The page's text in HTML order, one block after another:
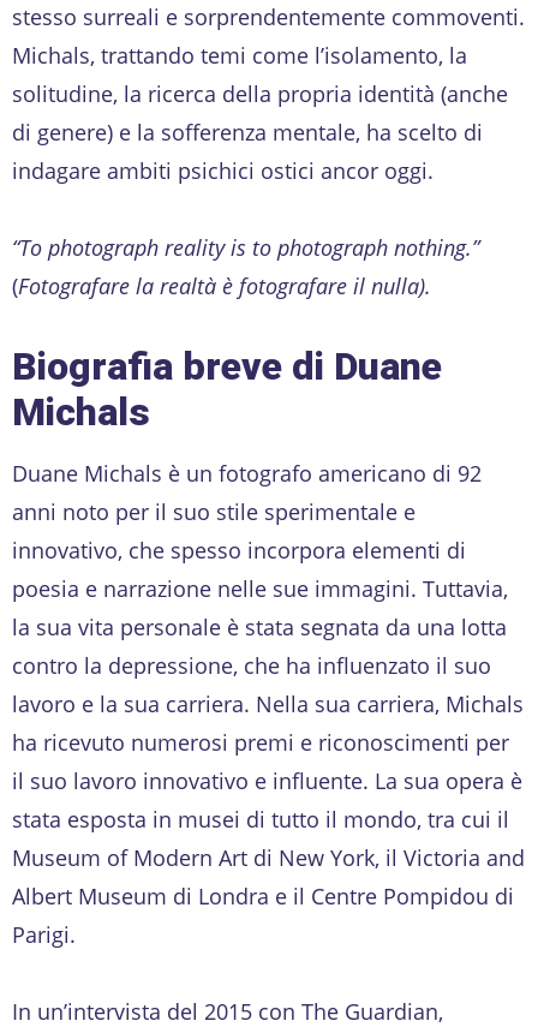
stesso surreali e sorprendentemente commoventi.
Michals, trattando temi come l’isolamento, la
solitudine, la ricerca della propria identità (anche
di genere) e la sofferenza mentale, ha scelto di
indagare ambiti psichici ostici ancor oggi.
“To photograph reality is to photograph nothing.”
(Fotografare la realtà è fotografare il nulla).
Biografia breve di Duane
Michals
Duane Michals è un fotografo americano di 92
anni noto per il suo stile sperimentale e
innovativo, che spesso incorpora elementi di
poesia e narrazione nelle sue immagini. Tuttavia,
la sua vita personale è stata segnata da una lotta
contro la depressione, che ha influenzato il suo
lavoro e la sua carriera. Nella sua carriera, Michals
ha ricevuto numerosi premi e riconoscimenti per
il suo lavoro innovativo e influente. La sua opera è
stata esposta in musei di tutto il mondo, tra cui il
Museum of Modern Art di New York, il Victoria and
Albert Museum di Londra e il Centre Pompidou di
Parigi.
In un’intervista del 2015 con The Guardian,